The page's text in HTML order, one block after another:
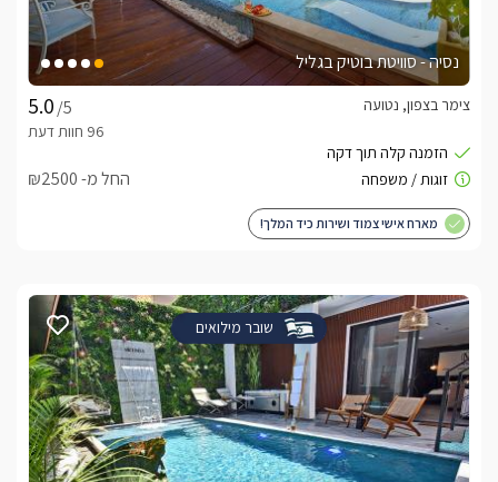
נסיה - סוויטת בוטיק בגליל
/5
צימר בצפון, נטועה
החל מ- ₪2500
מארח אישי צמוד ושירות כיד המלך!
שובר מילואים